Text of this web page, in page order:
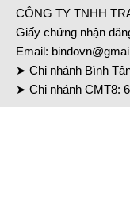
CÔNG TY TNHH
Giấy chứng nhận
Email:
➤ Chi nhánh Bình
➤ Chi nhánh CMT8: